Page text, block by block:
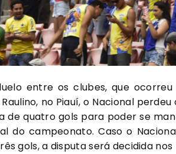
entre os clubes, que
no Piauí, o Nacional
de quatro gols para poder se
do campeonato. Caso o
gols, a disputa será decidida nos